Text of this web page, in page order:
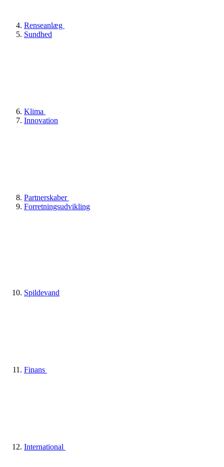
Renseanlæg
Sundhed
Klima
Innovation
Partnerskaber
Forretningsudvikling
Spildevand
Finans
International